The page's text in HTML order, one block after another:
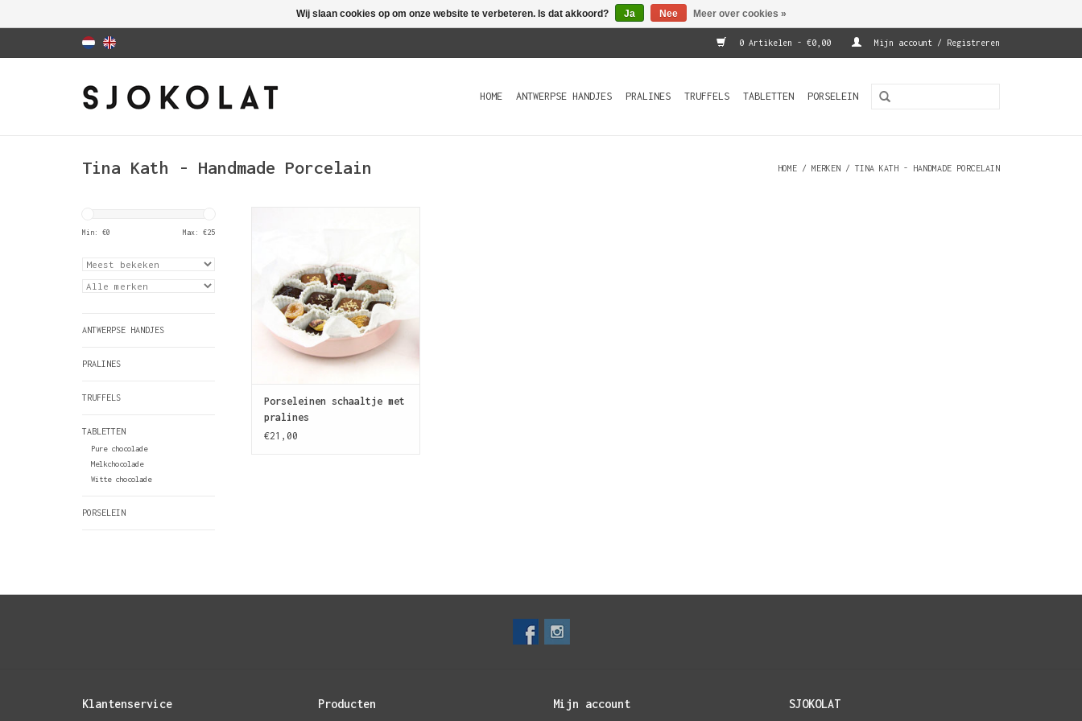
0 Artikelen - €0,00 Mijn account / Registreren
HOME ANTWERPSE HANDJES PRALINES TRUFFELS TABLETTEN PORSELEIN
Tina Kath - Handmade Porcelain HOME / MERKEN / TINA KATH - HANDMADE PORCELAIN
Min: €0 Max: €25
ANTWERPSE HANDJES
PRALINES
TRUFFELS
TABLETTEN
Pure chocolade
Melkchocolade
Witte chocolade
PORSELEIN
pralines van SJOKOLAT. Iedere
stuk is op de draaischijf
vervaardigd en daardoor uniek
in vorm en patroon. Door
porselein te bakken op hoge
temperatuur oogt het sch
TOEVOEGEN AAN WINKELWAGEN
Porseleinen schaaltje met
pralines
€21,00
Klantenservice Producten Mijn account SJOKOLAT
Wij slaan cookies op om onze website te verbeteren. Is dat akkoord? Ja Nee Meer over cookies »